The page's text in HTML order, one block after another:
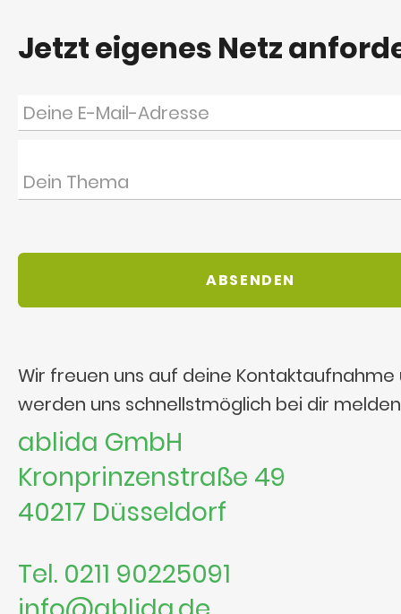
Jetzt eigenes Netz
Wir freuen uns auf deine Kontaktaufnahme
werden uns schnellstmöglich bei dir
ablida GmbH
Kronprinzenstraße 49
40217 Düsseldorf
Tel. 0211 90225091